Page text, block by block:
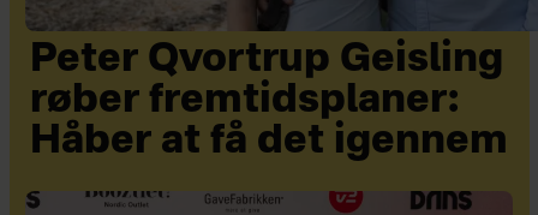
Peter Qvortrup Geisling
røber fremtidsplaner:
Håber at få det igennem